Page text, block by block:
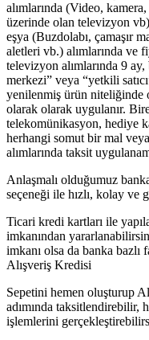
alımlarında (Video,
üzerinde olan televizyon
eşya (Buzdolabı, çamaşır
aletleri vb.) alımlarında ve
televizyon alımlarında 9
merkezi” veya “yetkili
yenilenmiş ürün niteliğinde
olarak olarak uygulanır.
telekomünikasyon, hediye
herhangi somut bir mal
alımlarında taksit
Anlaşmalı olduğumuz
seçeneği ile hızlı, kolay
Ticari kredi kartları ile
imkanından
imkanı olsa da banka bazlı
Alışveriş Kredisi
Sepetini hemen oluşturup
adımında taksitlendirebilir,
işlemlerini